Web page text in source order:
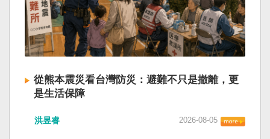
從熊本震災看台灣防災：避難不只是撤離，更
是生活保障
洪昱睿 2026-08-05